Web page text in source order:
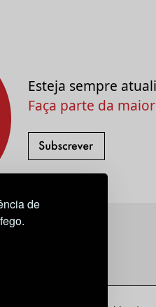
de
Esteja sempre
Faça parte da